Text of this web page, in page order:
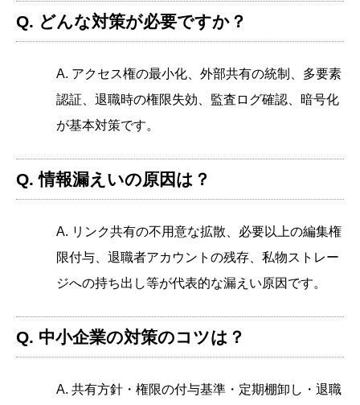
Q. どんな対策が必要ですか？
A. アクセス権の最小化、外部共有の統制、多要素
認証、退職時の権限失効、監査ログ確認、暗号化
が基本対策です。
Q. 情報漏えいの原因は？
A. リンク共有の不用意な拡散、必要以上の編集権
限付与、退職者アカウントの残存、私物ストレー
ジへの持ち出し等が代表的な漏えい原因です。
Q. 中小企業の対策のコツは？
A. 共有方針・権限の付与基準・定期棚卸し・退職